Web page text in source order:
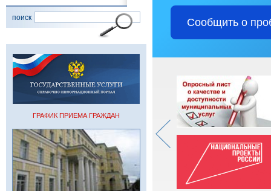
поиск
ГРАФИК ПРИЕМА ГРАЖДАН
Сообщить о